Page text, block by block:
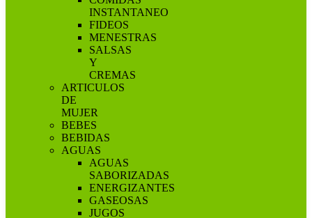
INSTANTANEO
FIDEOS
MENESTRAS
SALSAS
Y
CREMAS
ARTICULOS
DE
MUJER
BEBES
BEBIDAS
AGUAS
AGUAS
SABORIZADAS
ENERGIZANTES
GASEOSAS
JUGOS